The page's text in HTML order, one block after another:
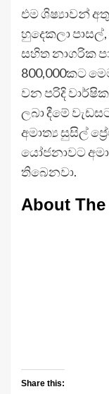
එම ශිෂ්‍යාවන්
හුදෙකලා පාසල්,
සහිත නාගරික
800,000කට
වන පරිදි
ලබා දීමේ
අමාත්‍ය සුසිල්
යෝජනාවට
තිබෙනවා.
About
Share this: